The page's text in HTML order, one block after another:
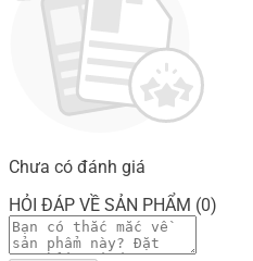
Chưa có đánh giá
HỎI ĐÁP VỀ SẢN PHẨM (0)